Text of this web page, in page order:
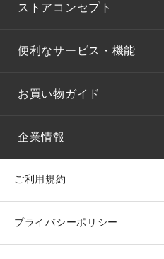
ストアコンセプト
便利なサービス・機能
お買い物ガイド
企業情報
ご利用規約
プライバシーポリシー